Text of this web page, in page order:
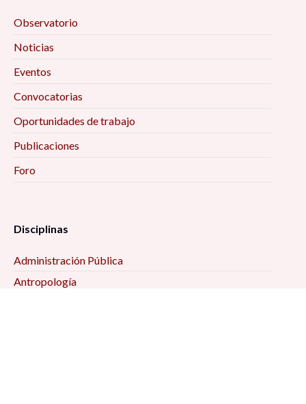
Observatorio
Noticias
Eventos
Convocatorias
Oportunidades de trabajo
Publicaciones
Foro
Disciplinas
Administración Pública
Antropología